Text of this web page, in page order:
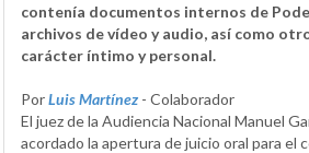
contenía documentos internos de
archivos de vídeo y audio, así como
carácter íntimo y personal.
PorLuis Martínez - Colaborador
El juez de la Audiencia Nacional Manuel
acordado la apertura de juicio oral para el